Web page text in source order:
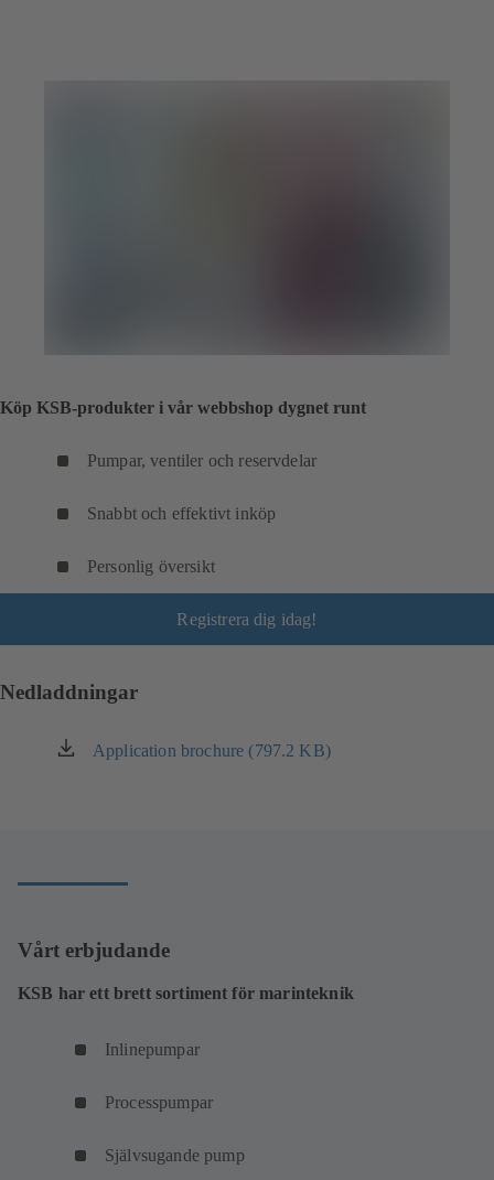
Köp KSB-produkter i vår webbshop dygnet runt
Pumpar, ventiler och reservdelar
Snabbt och effektivt inköp
Personlig översikt
Registrera dig idag!
Nedladdningar
Application brochure (797.2 KB)
(öppnas
Vårt erbjudande
KSB har ett brett sortiment för marinteknik
Inlinepumpar
Processpumpar
Självsugande pump